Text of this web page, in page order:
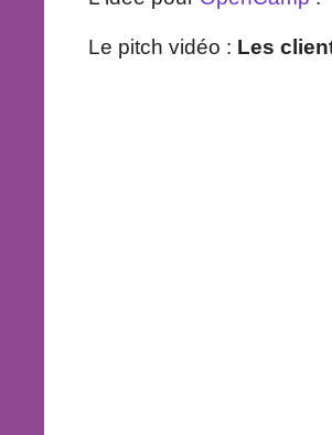
Le pitch vidéo : Les